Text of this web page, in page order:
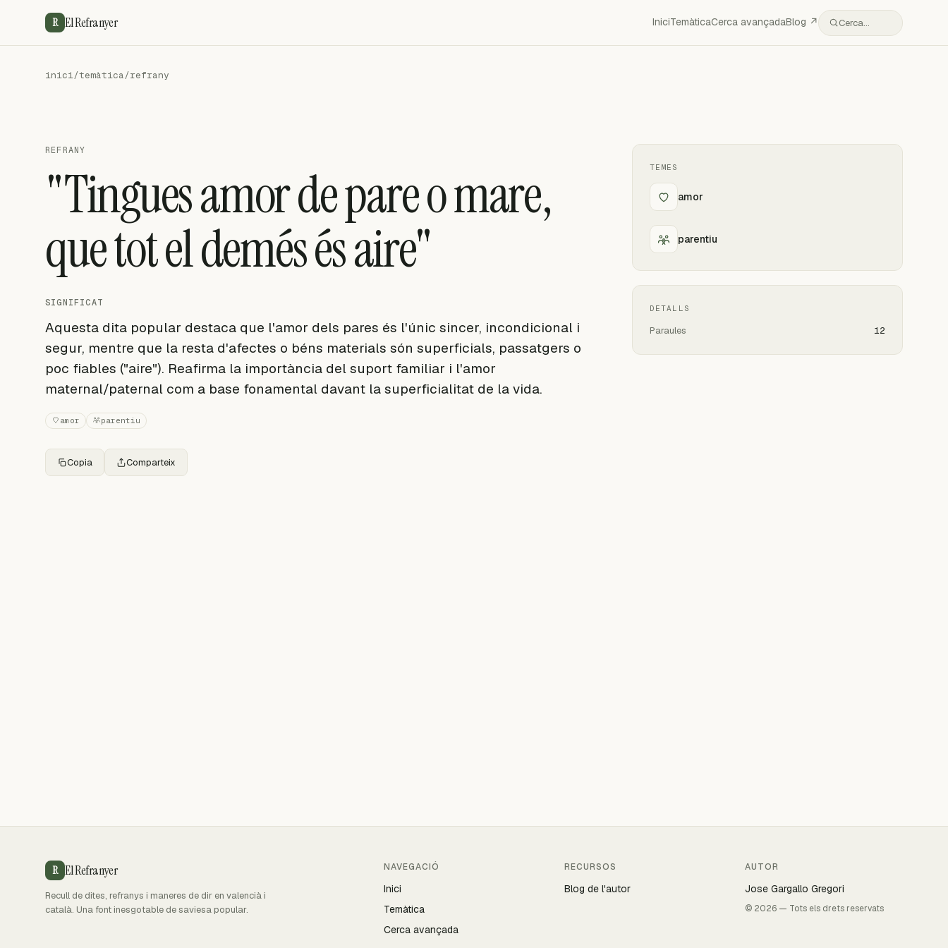
R El Refranyer IniciTemàticaCerca avançadaBlog ↗ Cerca…
inici/temàtica/refrany
REFRANY
"Tingues amor de pare o mare,
que tot el demés és aire"
SIGNIFICAT
Aquesta dita popular destaca que l'amor dels pares és l'únic sincer, incondicional i
segur, mentre que la resta d'afectes o béns materials són superficials, passatgers o
poc fiables ("aire"). Reafirma la importància del suport familiar i l'amor
maternal/paternal com a base fonamental davant la superficialitat de la vida.
amor parentiu
Copia Comparteix
TEMES
amor
parentiu
DETALLS
Paraules 12
R El Refranyer
Recull de dites, refranys i maneres de dir en valencià i
català. Una font inesgotable de saviesa popular.
NAVEGACIÓ
Inici
Temàtica
Cerca avançada
RECURSOS
Blog de l'autor
AUTOR
Jose Gargallo Gregori
© 2026 — Tots els drets reservats